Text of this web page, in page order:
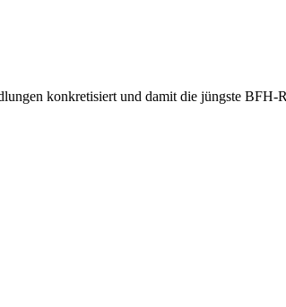
konkretisiert und damit die jüngste BFH-